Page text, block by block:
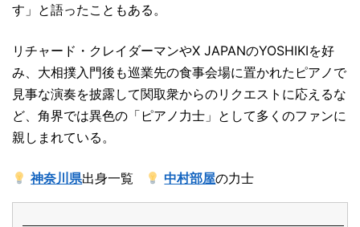
す」と語ったこともある。
リチャード・クレイダーマンやX JAPANのYOSHIKIを好
み、大相撲入門後も巡業先の食事会場に置かれたピアノで
見事な演奏を披露して関取衆からのリクエストに応えるな
ど、角界では異色の「ピアノ力士」として多くのファンに
親しまれている。
神奈川県出身一覧 中村部屋の力士